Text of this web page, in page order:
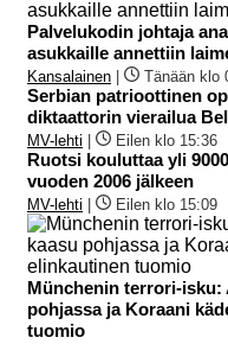
Palvelukodin johtaja
asukkaille annettiin
Kansalainen Tänään klo
Serbian patrioottinen
diktaattorin vierailua
MV-lehti Eilen klo 15:36
Ruotsi kouluttaa yli
vuoden 2006 jälkeen
MV-lehti Eilen klo 15:09
Münchenin terrori-isku:
pohjassa ja Koraani
tuomio